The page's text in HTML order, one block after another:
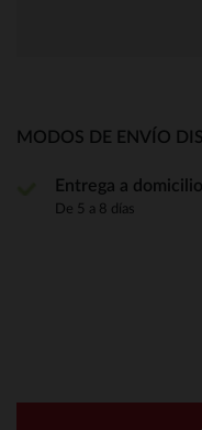
MODOS DE ENVÍO
Entrega a domicilio
De 5 a 8 días